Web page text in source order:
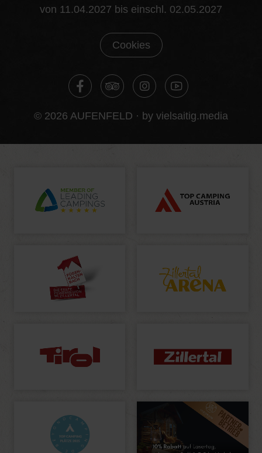
von 11.04.2027 bis einschl. 02.05.2027
Cookies
© 2026 AUFENFELD · by vielsaitig.media